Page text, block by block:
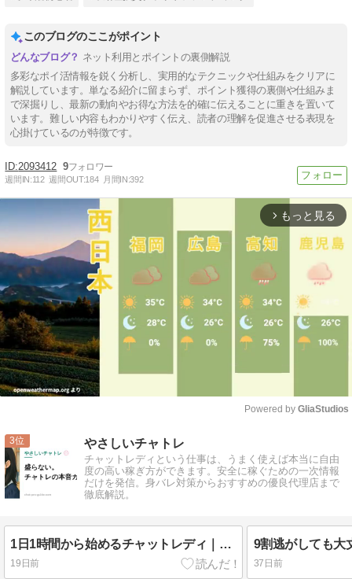
このブログのここがポイント
ネット利用とポイントの裏側解説
多彩なポイ活情報を鋭く分析し、実用的なテクニックや仕組みをクリアに
解説しています。単なる紹介に留まらず、ポイント獲得の裏側や仕組みま
で深掘りし、最新の動向やお得な方法を的確に伝えることに重きを置いて
います。難しい内容もわかりやすく伝え、読者の理解を促進させる表現を
心掛けているのが特徴です。
2093412 9
週間IN:112 週間OUT:184 月間IN:392
arrow_forward_ios もっと見る
Powered by GliaStudios
3 やさしいチャトレ
チャットレディという仕事は、うまく使えば本当に自由
度の高い稼ぎ方ができます。安全に稼ぐための一次情報
だけを発信。身バレ対策からおすすめの優良代理店まで
徹底解説。
1日1時間から始めるチャットレディ｜スキマ時間の決め打ち両立術
19日前 37日前